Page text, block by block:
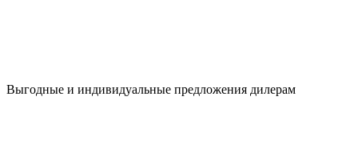
Выгодные и индивидуальные предложения дилерам